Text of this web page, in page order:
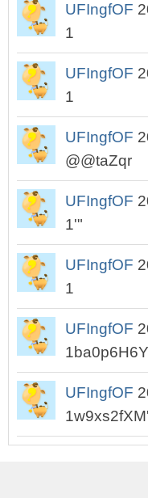
UFIngfOF
1
UFIngfOF
1
UFIngfOF
@@taZqr
UFIngfOF
1'"
UFIngfOF
1
UFIngfOF
UFIngfOF